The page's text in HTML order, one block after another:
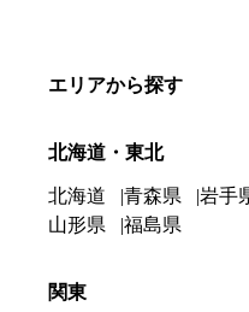
エリアから探す
北海道・東北
北海道 青森県 岩手
山形県
福島県
関東